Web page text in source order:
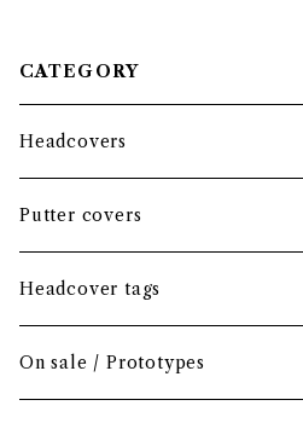
CATEGORY
Headcovers
Headcover bundle
Driver
Mini Driver (Option)
Putter covers
Blade
Small mallet
Headcover tags
On sale / Prototypes